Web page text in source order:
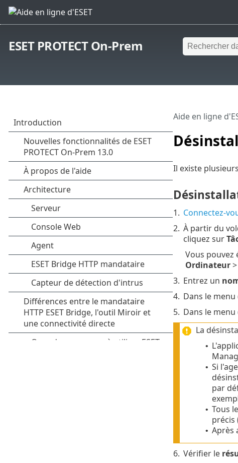
ESET PROTECT On-Prem
Aide en ligne
Il existe
1. Connectez-
2. À partir du
cliquez sur
Vous
Ordinateur>
3. Entrez un
4. Dans le
5. Dans le
La
•
• Si
par
• Tous
précis
• Après
6. Vérifier le